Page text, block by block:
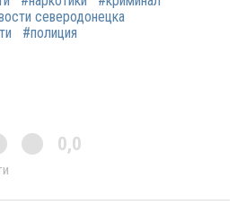
северодонецка
#полиция
0,0